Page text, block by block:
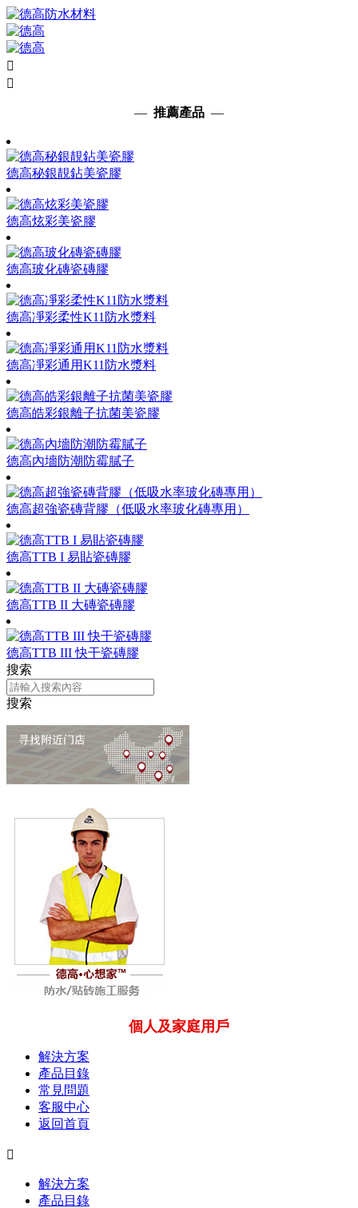


— 推薦產品 —
德高秘銀靚鉆美瓷膠
德高炫彩美瓷膠
德高玻化磚瓷磚膠
德高凈彩柔性K11防水漿料
德高凈彩通用K11防水漿料
德高皓彩銀離子抗菌美瓷膠
德高內墻防潮防霉膩子
德高超強瓷磚背膠（低吸水率玻化磚專用）
德高TTB I 易貼瓷磚膠
德高TTB II 大磚瓷磚膠
德高TTB III 快干瓷磚膠
搜索
搜索
個人及家庭用戶
解決方案
產品目錄
常見問題
客服中心
返回首頁

解決方案
產品目錄